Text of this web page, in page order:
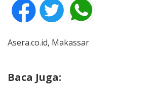
Asera.co.id, Makassar
Baca Juga: